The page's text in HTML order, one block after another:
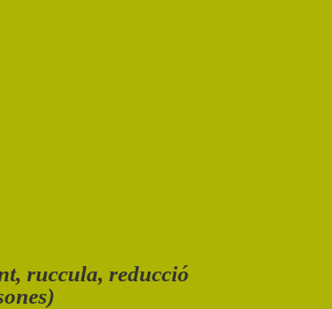
ruccula, reducció